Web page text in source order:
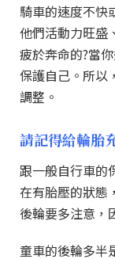
騎車的速度不快
他們活動力旺盛
疲於奔命的?當
保護自己。所以
調整。
請記得給輪胎
跟一般自行車的
在有胎壓的狀態
後輪要多注意，
童車的後輪多半